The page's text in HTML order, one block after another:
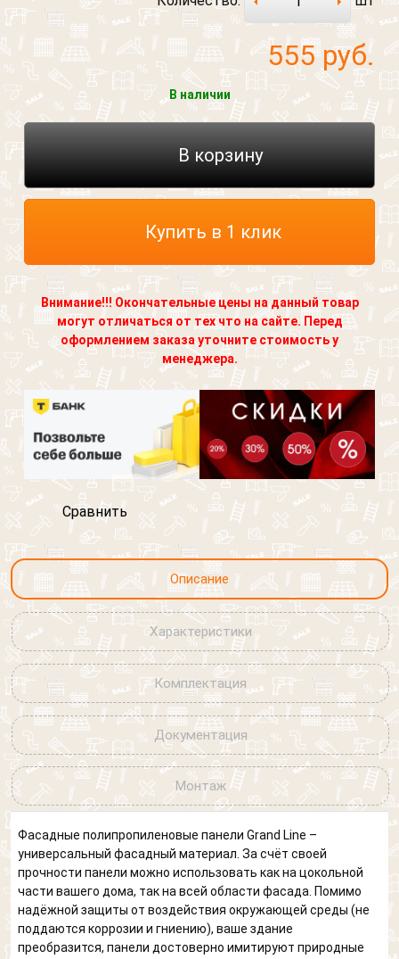
555 руб.
В наличии
В корзину
Купить в 1 клик
Внимание!!! Окончательные цены на данный товар
могут отличаться от тех что на сайте. Перед
оформлением заказа уточните стоимость у
менеджера.
Сравнить
Описание
Характеристики
Комплектация
Документация
Монтаж
Фасадные полипропиленовые панели Grand Line –
универсальный фасадный материал. За счёт своей
прочности панели можно использовать как на цокольной
части вашего дома, так на всей области фасада. Помимо
надёжной защиты от воздействия окружающей среды (не
поддаются коррозии и гниению), ваше здание
преобразится, панели достоверно имитируют природные